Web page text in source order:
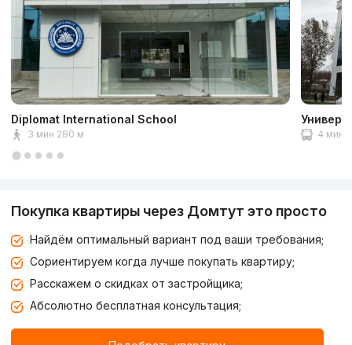
Diplomat International School
3 мин 280 м 4 мин
Покупка квартиры через Домтут это просто
Найдём оптимальный вариант под ваши требования;
Сориентируем когда лучше покупать квартиру;
Расскажем о скидках от застройщика;
Абсолютно бесплатная консультация;